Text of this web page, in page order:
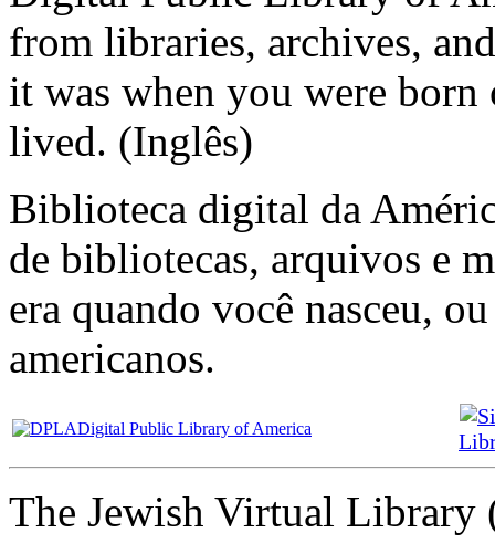
from libraries, archives,
it was when you were
lived. (Inglês)
Biblioteca digital da
de bibliotecas, arquivos e
era quando você nasceu,
americanos.
Digital Public Library of America
The Jewish Virtual Library